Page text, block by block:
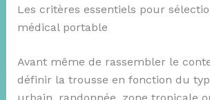
Les critères essentiels pour
médical portable
Avant même de rassembler le
définir la trousse en fonction du